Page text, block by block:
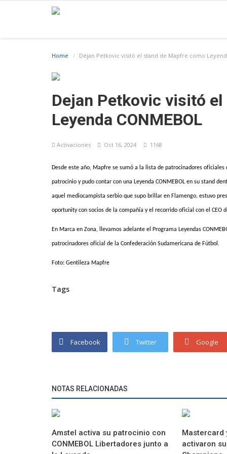
Home Dejan Petkovic visitó el stand de Mapfre como
Dejan Petkovic visitó
Leyenda CONMEBOL
Activaciones Oct 16, 2024 1168
Desde este año, Mapfre se sumó a la lista de patrocinadores
patrocinio y pudo contar con una Leyenda CONMEBOL en su stand
aquel mediocampista serbio que supo brillar en Flamengo, estuvo
oportunity con socios de la compañía y el recorrido oficial con el CEO
En Marca en Zona, llevamos adelante el Programa Leyendas
patrocinadores oficial de la Confederación Sudamericana de Fútbol.
Foto: Gentileza Mapfre
Tags
Facebook Twitter Google
NOTAS RELACIONADAS
Amstel activa su patrocinio con
CONMEBOL Libertadores junto a
Mastercard
activaron